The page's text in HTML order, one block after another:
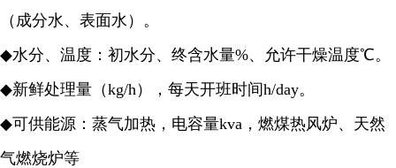
（成分水、表面水）。
◆水分、温度：初水分、终含水量%、允许干燥温度℃。
◆新鲜处理量（kg/h），每天开班时间h/day。
◆可供能源：蒸气加热，电容量kva，燃煤热风炉、天然
气燃烧炉等